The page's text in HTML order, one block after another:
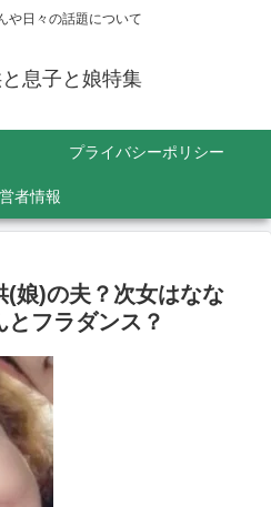
や日々の話題について
息子と娘特集
プライバシーポリシー
者情報
(娘)の夫？次女はなな
フラダンス？